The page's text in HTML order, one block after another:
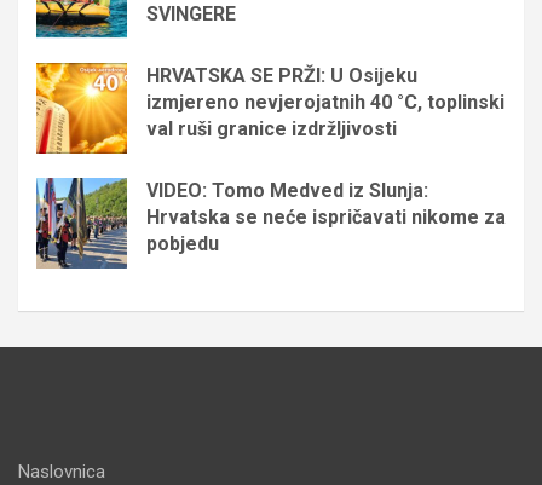
SVINGERE
HRVATSKA SE PRŽI: U Osijeku
izmjereno nevjerojatnih 40 °C, toplinski
val ruši granice izdržljivosti
VIDEO: Tomo Medved iz Slunja:
Hrvatska se neće ispričavati nikome za
pobjedu
Naslovnica